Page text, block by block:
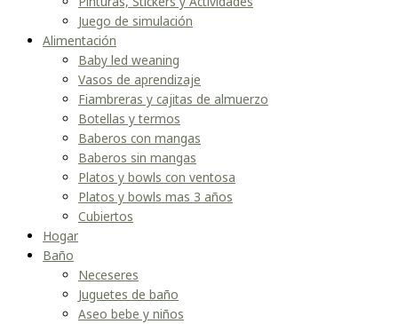
Juego de simulación
Alimentación
Baby led weaning
Vasos de aprendizaje
Fiambreras y cajitas de almuerzo
Botellas y termos
Baberos con mangas
Baberos sin mangas
Platos y bowls con ventosa
Platos y bowls mas 3 años
Cubiertos
Hogar
Baño
Neceseres
Juguetes de baño
Aseo bebe y niños